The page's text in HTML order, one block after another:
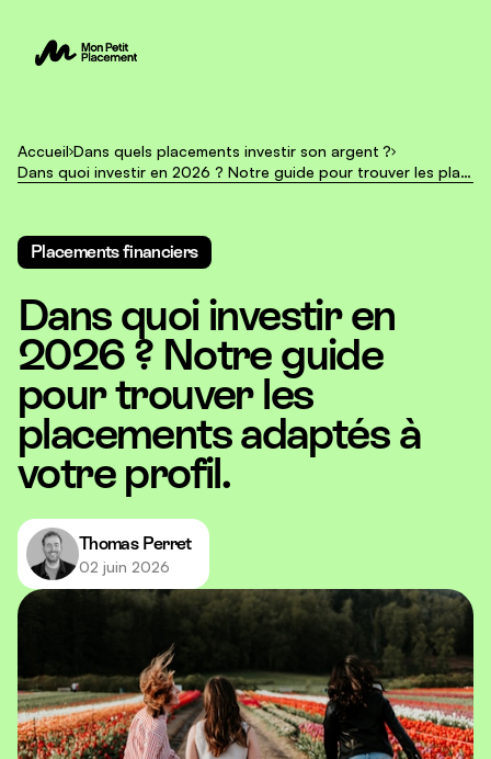
Accueil Dans quels placements investir son argent ?
Dans quoi investir en 2026 ? Notre guide pour trouver les placements adaptés à votre profil.
Placements financiers
Dans quoi investir en
2026 ? Notre guide
pour trouver les
placements adaptés à
votre profil.
Thomas Perret
02 juin 2026